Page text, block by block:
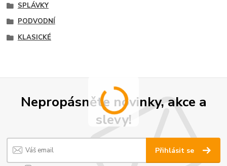
SPLÁVKY
PODVODNÍ
KLASICKÉ
Nepropásněte novinky, akce a
slevy!
Přihlásit se